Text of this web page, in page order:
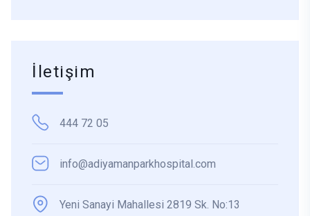
İletişim
444 72 05
info@adiyamanparkhospital.com
Yeni Sanayi Mahallesi 2819 Sk. No:13